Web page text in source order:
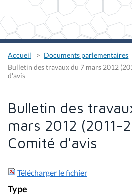
Accueil
Documents parlementaires
Bulletin des travaux du 7 mars 2012
d'avis
Bulletin des
mars 2012 (2011-
Comité d'avis
Télécharger le fichier
Type